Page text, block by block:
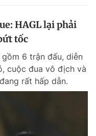
HAGL lại phải
tốc
6 trận đấu, diễn
cuộc đua vô địch và
rất hấp dẫn.